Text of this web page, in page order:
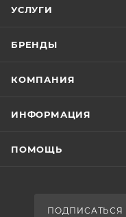
УСЛУГИ
БРЕНДЫ
КОМПАНИЯ
ИНФОРМАЦИЯ
ПОМОЩЬ
ПОДПИСАТЬСЯ